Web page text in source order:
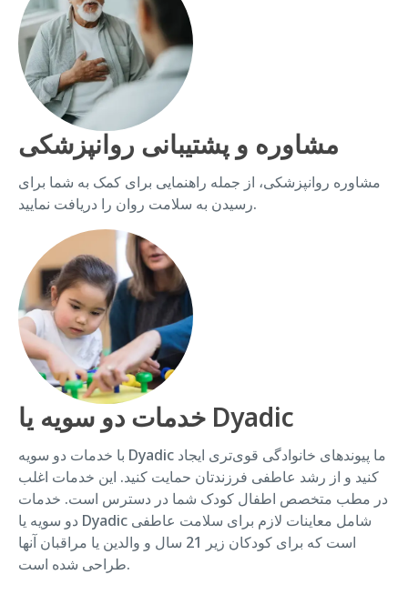
مشاوره و پشتیبانی روانپزشکی
مشاوره روانپزشکی، از جمله راهنمایی برای کمک به شما برای
رسیدن به سلامت روان را دریافت نمایید.
خدمات دو سویه یا Dyadic
با خدمات دو سویه Dyadic ما پیوندهای خانوادگی قوی‌تری ایجاد
کنید و از رشد عاطفی فرزندتان حمایت کنید. این خدمات اغلب
در مطب متخصص اطفال کودک شما در دسترس است. خدمات
دو سویه یا Dyadic شامل معاینات لازم برای سلامت عاطفی
است که برای کودکان زیر 21 سال و والدین یا مراقبان آنها
طراحی شده است.